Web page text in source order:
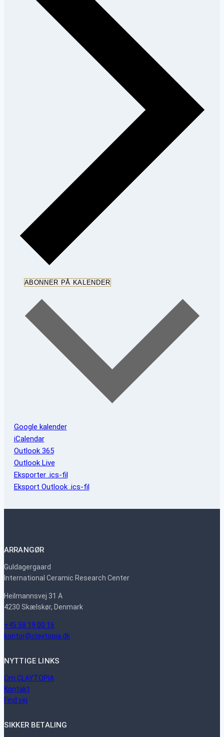
ABONNER PÅ KALENDER
Google kalender
iCalendar
Outlook 365
Outlook Live
Eksporter .ics-fil
Eksport Outlook .ics-fil
ARRANGØR
Guldagergaard
International Ceramic Research Center
Heilmannsvej 31 A
4230 Skælskør, Denmark
+45 58 19 00 16
kontor@claytopia.dk
NYTTIGE LINKS
Om CLAYTOPIA
Kontakt
Find vej
SIKKER BETALING